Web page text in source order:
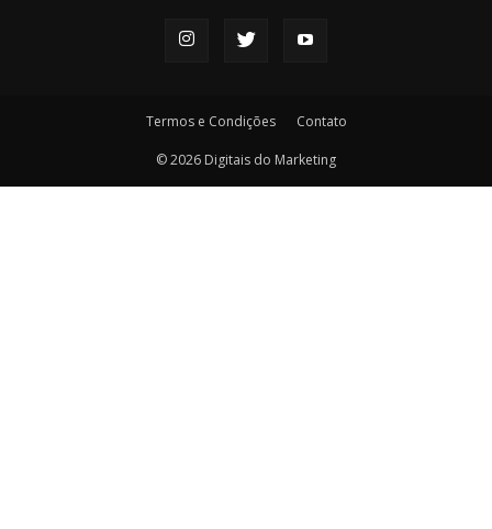
Termos e Condições Contato
© 2026 Digitais do Marketing